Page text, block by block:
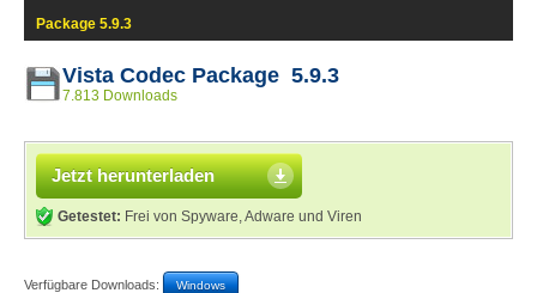
Package 5.9.3
Vista Codec Package 5.9.3
7.813 Downloads
Jetzt herunterladen
Getestet: Frei von Spyware, Adware und Viren
Verfügbare Downloads: Windows